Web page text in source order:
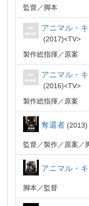
監督 脚本
アニマル・
2017
TV
製作総指揮
原案
アニマル・
2016
TV
製作総指揮
原案
奪還者 2013
監督 製作 原案
アニマル・
脚本 監督